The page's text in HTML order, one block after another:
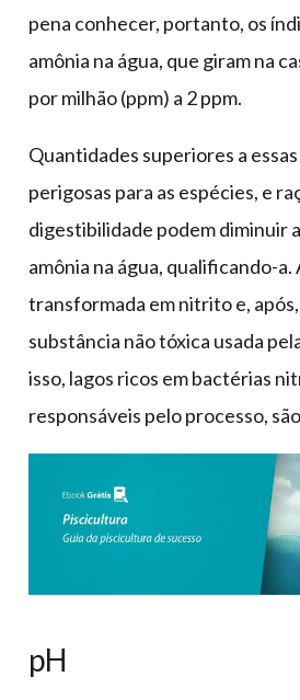
pena conhecer, portanto, os
amônia na água, que giram na
por milhão (ppm) a 2 ppm.
Quantidades superiores a
perigosas para as espécies, e
digestibilidade podem diminuir
amônia na água, qualificando-a.
transformada em nitrito e,
substância não tóxica usada
isso, lagos ricos em bactérias
responsáveis pelo processo,
pH